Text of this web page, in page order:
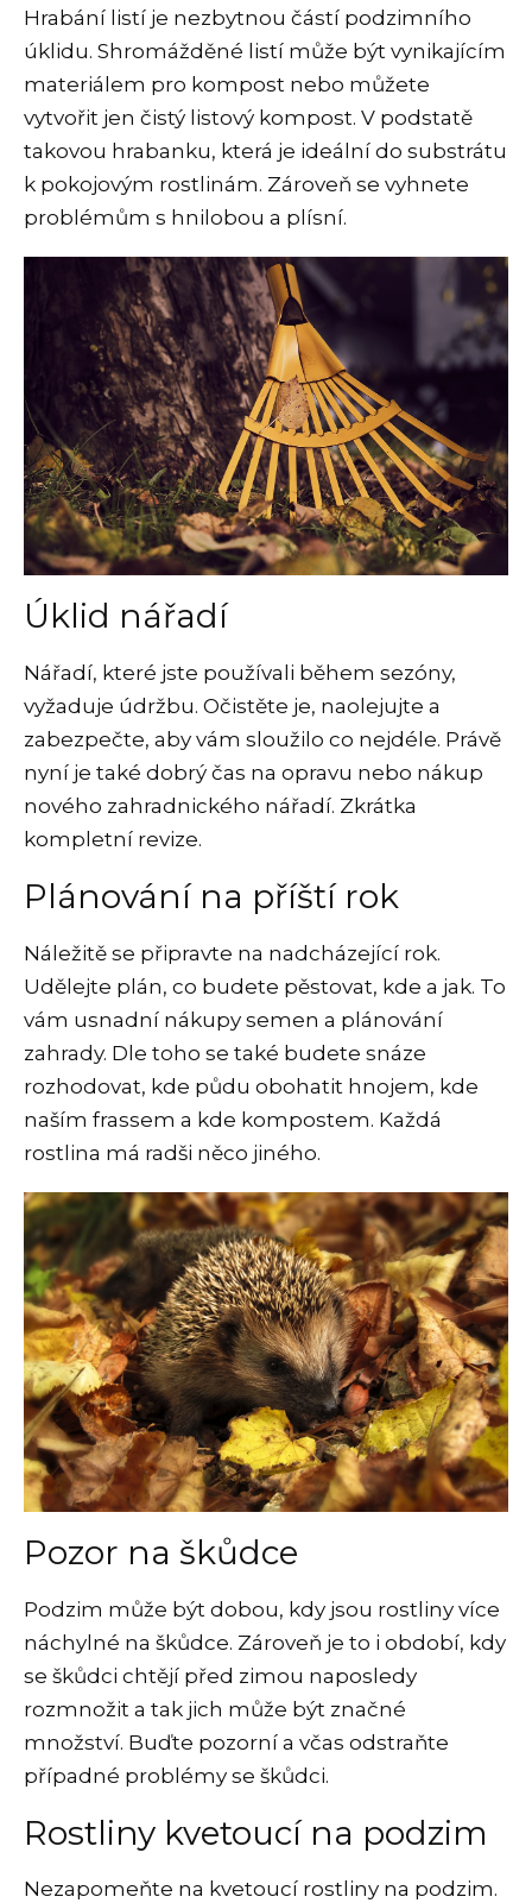
Hrabání listí je nezbytnou částí podzimního
úklidu. Shromážděné listí může být vynikajícím
materiálem pro kompost nebo můžete
vytvořit jen čistý listový kompost. V podstatě
takovou hrabanku, která je ideální do substrátu
k pokojovým rostlinám. Zároveň se vyhnete
problémům s hnilobou a plísní.
Úklid nářadí
Nářadí, které jste používali během sezóny,
vyžaduje údržbu. Očistěte je, naolejujte a
zabezpečte, aby vám sloužilo co nejdéle. Právě
nyní je také dobrý čas na opravu nebo nákup
nového zahradnického nářadí. Zkrátka
kompletní revize.
Plánování na příští rok
Náležitě se připravte na nadcházející rok.
Udělejte plán, co budete pěstovat, kde a jak. To
vám usnadní nákupy semen a plánování
zahrady. Dle toho se také budete snáze
rozhodovat, kde půdu obohatit hnojem, kde
naším frassem a kde kompostem. Každá
rostlina má radši něco jiného.
Pozor na škůdce
Podzim může být dobou, kdy jsou rostliny více
náchylné na škůdce. Zároveň je to i období, kdy
se škůdci chtějí před zimou naposledy
rozmnožit a tak jich může být značné
množství. Buďte pozorní a včas odstraňte
případné problémy se škůdci.
Rostliny kvetoucí na podzim
Nezapomeňte na kvetoucí rostliny na podzim.